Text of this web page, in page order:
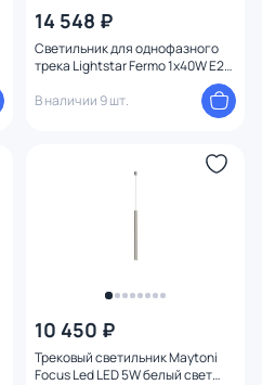
14 548 ₽
Светильник для однофазного
трека Lightstar Fermo 1х40W E27
В наличии 9 шт.
10 450 ₽
Трековый светильник Maytoni
Focus Led LED 5W белый свет